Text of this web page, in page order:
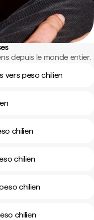
depuis le monde entier.
vers peso chilien
chilien
chilien
chilien
chilien